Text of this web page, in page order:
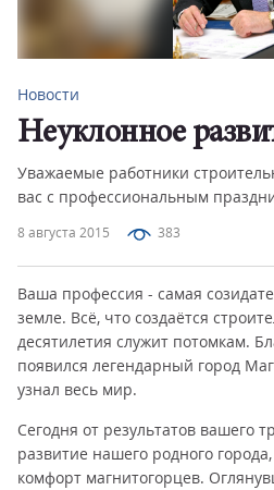
8 августа 2015 383
Новости
Неуклонное
Уважаемые работники
вас с профессиональным
Ваша профессия - самая
земле. Всё, что создаётся
десятилетия служит потомкам.
появился легендарный город
узнал весь мир.
Сегодня от результатов вашего
развитие нашего родного
комфорт магнитогорцев.